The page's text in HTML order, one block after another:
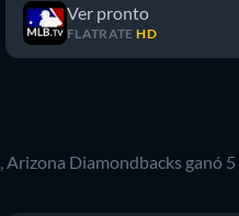
Ver pronto
FLATRATE HD
Arizona Diamondbacks ganó 5